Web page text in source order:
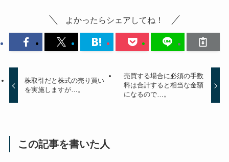
よかったらシェアしてね！
株取引だと株式の売り買い
を実施しますが…。
売買する場合に必須の手数
料は合計すると相当な金額
になるので…。
この記事を書いた人